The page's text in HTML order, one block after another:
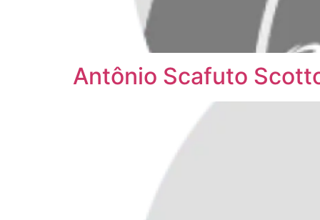
Antônio Scafuto